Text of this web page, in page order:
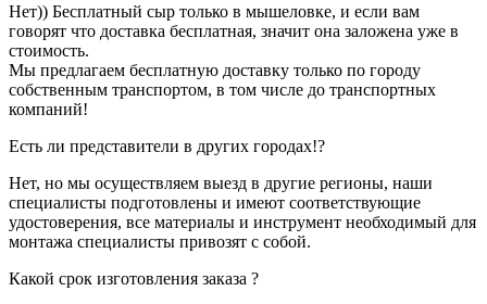
Нет)) Бесплатный сыр только в мышеловке, и если вам
говорят что доставка бесплатная, значит она заложена уже в
стоимость.
Мы предлагаем бесплатную доставку только по городу
собственным транспортом, в том числе до транспортных
компаний!
Есть ли представители в других городах!?
Нет, но мы осуществляем выезд в другие регионы, наши
специалисты подготовлены и имеют соответствующие
удостоверения, все материалы и инструмент необходимый для
монтажа специалисты привозят с собой.
Какой срок изготовления заказа ?